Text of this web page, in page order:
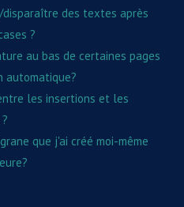
des textes après
?
au bas de certaines pages
automatique?
les insertions et les
que j'ai créé moi-même